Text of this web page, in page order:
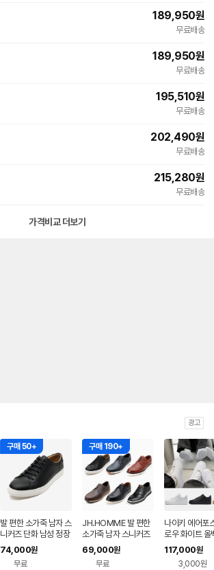
189,950원
무료배송
189,950원
무료배송
195,510원
무료배송
202,490원
무료배송
215,280원
무료배송
가격비교 더보기
광고
구매 50+
발 편한 소가죽 남자 스
니커즈 단화 남성 정장
캐주얼화 더비슈즈 JH
IT23761BK
74,000원
무료
구매 190+
JH.HOMME 발 편한
소가죽 남자 스니커즈
단화 정장 캐주얼화
69,000원
무료
나이키 에어포
로우 화이트 올
된장포스 국내
117,000원
3,000원